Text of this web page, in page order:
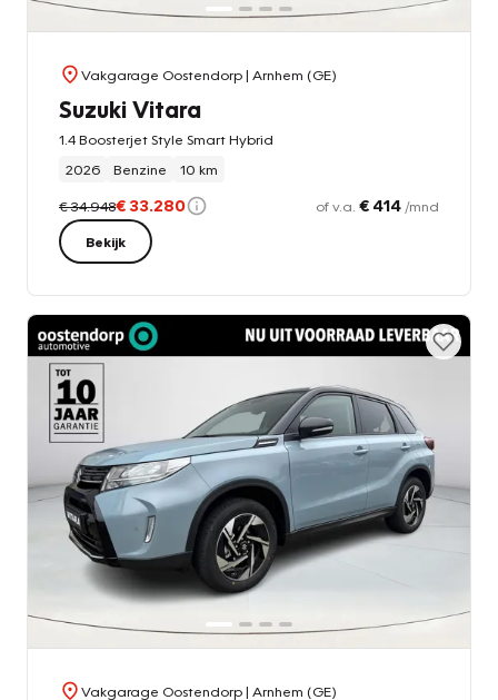
Vakgarage Oostendorp| Arnhem (GE)
Suzuki Vitara
1.4 Boosterjet Style Smart Hybrid
2026
Benzine 10 km
€ 34.948€ 33.280 of v.a. € 414 /mnd
Bekijk
Vakgarage Oostendorp| Arnhem (GE)